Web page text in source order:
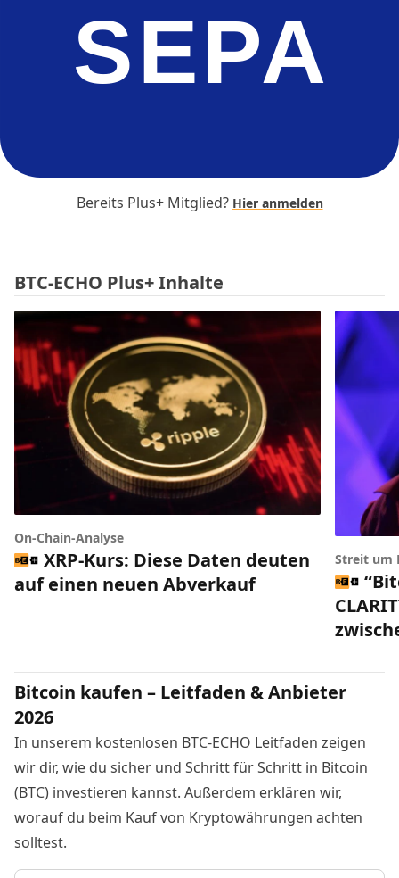
SEPA
Bereits Plus+ Mitglied? Hier anmelden
BTC-ECHO Plus+ Inhalte
On-Chain-Analyse
XRP-Kurs: Diese Daten deuten
auf einen neuen Abverkauf
Streit um
Bitcoin kaufen – Leitfaden & Anbieter
2026
In unserem kostenlosen BTC-ECHO Leitfaden zeigen
wir dir, wie du sicher und Schritt für Schritt in Bitcoin
(BTC) investieren kannst. Außerdem erklären wir,
worauf du beim Kauf von Kryptowährungen achten
solltest.